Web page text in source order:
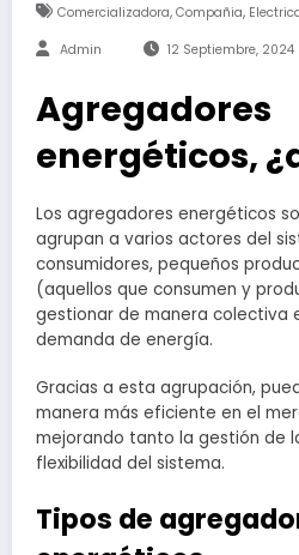
Comercializadora, Compañia,
Admin 12 Septiembre, 2024
Agregadores
energéticos,
Los agregadores energéticos
agrupan a varios actores del
consumidores, pequeños
(aquellos que consumen y
gestionar de manera colectiva
demanda de energía.
Gracias a esta agrupación,
manera más eficiente en el
mejorando tanto la gestión de
flexibilidad del sistema.
Tipos de